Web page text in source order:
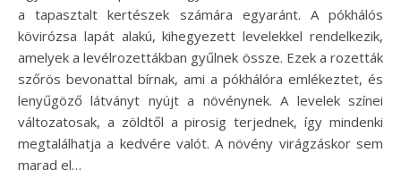
a tapasztalt kertészek számára egyaránt. A pókhálós
kövirózsa lapát alakú, kihegyezett levelekkel rendelkezik,
amelyek a levélrozettákban gyűlnek össze. Ezek a rozetták
szőrös bevonattal bírnak, ami a pókhálóra emlékeztet, és
lenyűgöző látványt nyújt a növénynek. A levelek színei
változatosak, a zöldtől a pirosig terjednek, így mindenki
megtalálhatja a kedvére valót. A növény virágzáskor sem
marad el…